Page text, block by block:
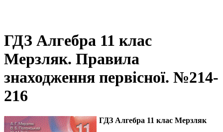
ГДЗ Алгебра 11 клас
Мерзляк. Правила
знаходження первісної. №214-
216
ГДЗ Алгебра 11 клас Мерзляк